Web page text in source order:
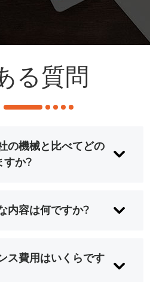
る質問
の機械と比べてどの
すか?
ト吹き飛ばし機は、エネ
内容は何ですか?
吹き出し機加熱モジュ
を使用し、加湿空気パ
ス費用はいくらです